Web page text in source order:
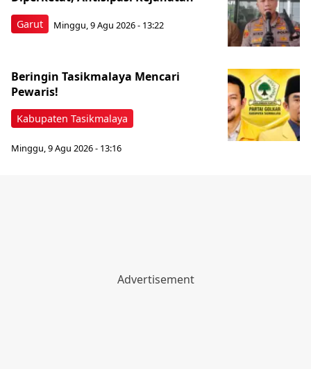
Garut Minggu, 9 Agu 2026 - 13:22
Kabupaten Tasikmalaya
Beringin Tasikmalaya Mencari
Pewaris!
Minggu, 9 Agu 2026 - 13:16